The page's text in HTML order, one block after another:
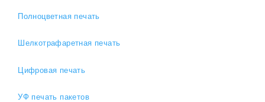
Полноцветная печать
Шелкотрафаретная печать
Цифровая печать
УФ печать пакетов